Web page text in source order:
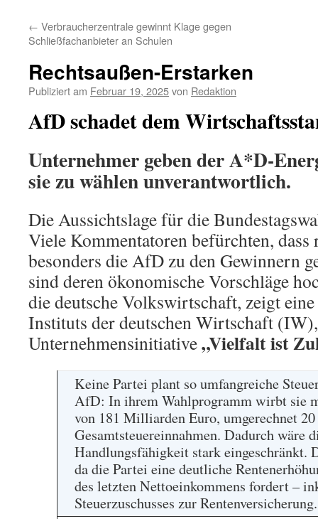
← Verbraucherzentrale gewinnt Klage gegen
Schließfachanbieter an Schulen
Rechtsaußen-Erstarken
Publiziert am Februar 19, 2025von Redaktion
AfD schadet dem
Unternehmer geben der A*D-
sie zu wählen unverantwortlich.
Die Aussichtslage für die
Viele Kommentatoren befürchten,
besonders die AfD zu den Gewinnern
sind deren ökonomische Vorschläge
die deutsche Volkswirtschaft, zeigt eine
Instituts der deutschen Wirtschaft
Unternehmensinitiative„Vielfalt ist
Keine Partei plant so umfangreiche
AfD: In ihrem Wahlprogramm wirbt sie
von 181 Milliarden Euro, umgerechnet
Gesamtsteuereinnahmen. Dadurch wäre
Handlungsfähigkeit stark eingeschränkt.
da die Partei eine deutliche
des letzten Nettoeinkommens fordert –
Steuerzuschusses zur